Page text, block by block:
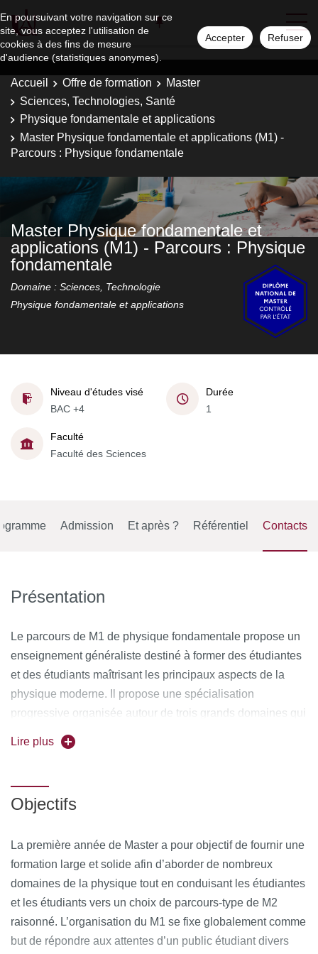
En poursuivant votre navigation sur ce
site, vous acceptez l'utilisation de
cookies à des fins de mesure
d'audience (statistiques anonymes).
Accepter Refuser
Accueil Offre de formation
Master
Sciences, Technologies, Santé
Physique fondamentale et applications
Master Physique fondamentale et applications (M1) -
Parcours : Physique fondamentale
Master Physique fondamentale et
applications (M1) - Parcours : Physique
fondamentale
Domaine : Sciences, Technologie
Physique fondamentale et applications
Niveau d'études visé
BAC +4
Durée
1
Faculté
Faculté des Sciences
Admission Et après ? Référentiel Contacts
Présentation
Le parcours de M1 de physique fondamentale propose un
enseignement généraliste destiné à former des étudiantes
et des étudiants maîtrisant les principaux aspects de la
physique moderne. Il propose une spécialisation
progressive organisée autour de trois grands domaines qui
reflètent l’organisation de la recherche de notre UFR :
l’infiniment grand
les étudiant-e-s sont amenés au début de leur M1 à choisir
entre ces trois thématiques qui se prolongent naturellement
dans les différents parcours-types de M2. Le second
semestre est construit à partir d’UE uniquement
optionnelles permettant d’approfondir son domaine de
Lire plus
Objectifs
La première année de Master a pour objectif de fournir une
formation large et solide afin d’aborder de nombreux
domaines de la physique tout en conduisant les étudiantes
et les étudiants vers un choix de parcours-type de M2
raisonné. L’organisation du M1 se fixe globalement comme
but de répondre aux attentes d’un public étudiant divers